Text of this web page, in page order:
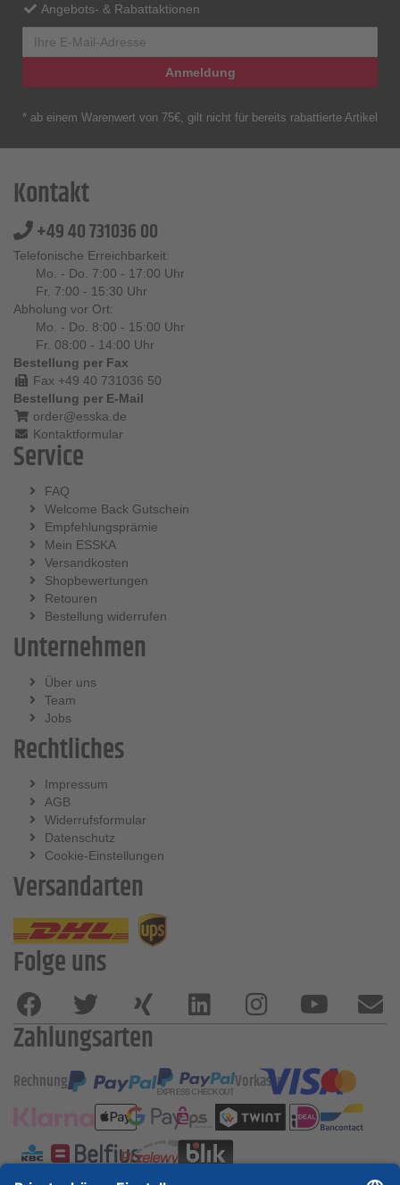
Angebots- & Rabattaktionen
Anmeldung
* ab einem Warenwert von 75€, gilt nicht für bereits rabattierte Artikel
Kontakt
+49 40 731036 00
Telefonische Erreichbarkeit:
Mo. - Do. 7:00 - 17:00 Uhr
Fr. 7:00 - 15:30 Uhr
Abholung vor Ort:
Mo. - Do. 8:00 - 15:00 Uhr
Fr. 08:00 - 14:00 Uhr
Bestellung per Fax
Fax +49 40 731036 50
Bestellung per E-Mail
order@esska.de
Kontaktformular
Service
FAQ
Welcome Back Gutschein
Empfehlungsprämie
Mein ESSKA
Versandkosten
Shopbewertungen
Retouren
Bestellung widerrufen
Unternehmen
Über uns
Team
Jobs
Rechtliches
Impressum
AGB
Widerrufsformular
Datenschutz
Cookie-Einstellungen
Versandarten
Folge uns
Zahlungsarten
Rechnung Vorkasse